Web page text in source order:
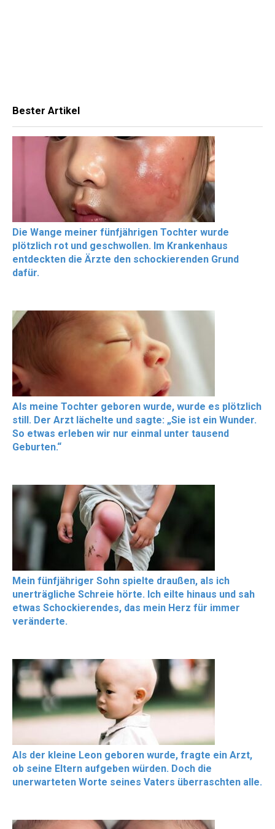
Bester Artikel
Die Wange meiner fünfjährigen Tochter wurde
plötzlich rot und geschwollen. Im Krankenhaus
entdeckten die Ärzte den schockierenden Grund
dafür.
Als meine Tochter geboren wurde, wurde es plötzlich
still. Der Arzt lächelte und sagte: „Sie ist ein Wunder.
So etwas erleben wir nur einmal unter tausend
Geburten.“
Mein fünfjähriger Sohn spielte draußen, als ich
unerträgliche Schreie hörte. Ich eilte hinaus und sah
etwas Schockierendes, das mein Herz für immer
veränderte.
Als der kleine Leon geboren wurde, fragte ein Arzt,
ob seine Eltern aufgeben würden. Doch die
unerwarteten Worte seines Vaters überraschten alle.